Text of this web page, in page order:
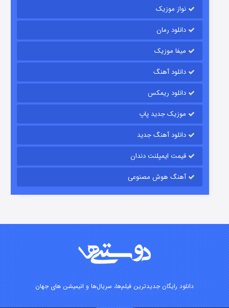
قسمت۱۵ (دوبله) منتشر شد
نواز موزیک
دانلود رمان
میفا موزیک
دانلود آهنگ
دانلود ریمکس
موزیک جدید پاپ
دانلود آهنگ جدید
قیمت ایمپلنت دندان
آهنگ هوش مصنوعی
دانلود رایگان جدیدترین فیلم‌ها، سریال‌ها و انیمیشن های جهان